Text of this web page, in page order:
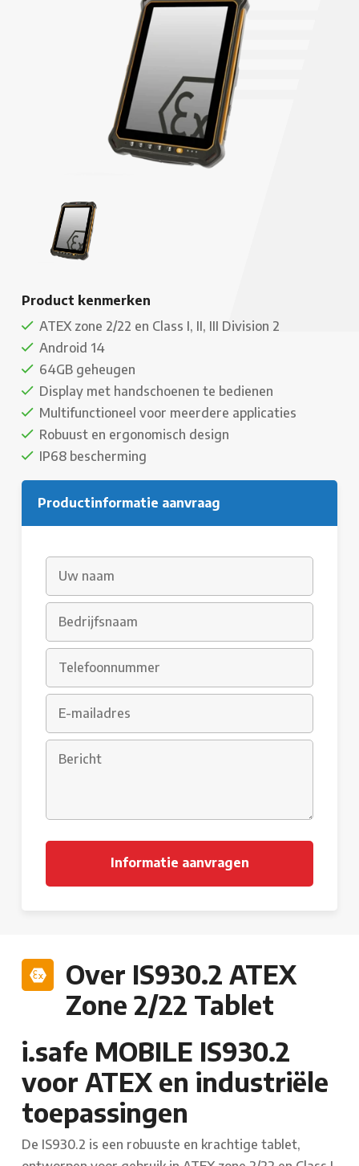
Product kenmerken
ATEX zone 2/22 en Class I, II, III Division 2
Android 14
64GB geheugen
Display met handschoenen te bedienen
Multifunctioneel voor meerdere applicaties
Robuust en ergonomisch design
IP68 bescherming
Productinformatie aanvraag
Over IS930.2 ATEX
Zone 2/22 Tablet
i.safe MOBILE IS930.2
voor ATEX en industriële
toepassingen
De IS930.2 is een robuuste en krachtige tablet,